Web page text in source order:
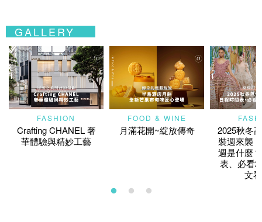
GALLERY
FASHION
Crafting CHANEL 奢
華體驗與精妙工藝
FOOD & WINE
月滿花開~綻放傳奇
2025秋冬
裝週來襲
週是什麼
表、必看
文